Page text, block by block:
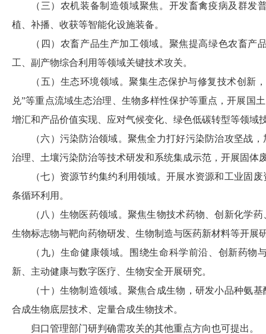
（三）农机装备制造领域聚焦。开发畜禽疫病及群
植、补播、收获等智能化设施装备。
（四）农畜产品生产加工领域。聚焦提高绿色农畜
工、副产物综合利用等领域关键技术攻关。
（五）生态环境领域。聚集生态保护与修复技术创新
兑”等重点流域生态治理、生物多样性保护等重点，开展国
增汇和产品价值实现、应对气候变化、绿色低碳转型等领域
（六）污染防治领域。聚焦全力打好污染防治攻坚战
治理、土壤污染防治等技术研发和系统集成示范，开展固体
（七）资源节约集约利用领域。开展水资源和工业固
条循环利用。
（八）生物医药领域。聚焦生物技术药物、创新化学
生物标志物与靶向药物研发、生物制造与医药新材料等开展
（九）生命健康领域。围绕生命科学前沿、创新药
新、主动健康与数字医疗、生物安全开展研究。
（十）生物制造领域。聚焦合成生物，研发小品种氨
合成生物底层技术、定量合成生物技术。
归口管理部门研判确需攻关的其他重点方向也可提出。